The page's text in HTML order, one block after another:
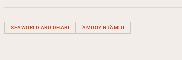
SEAWORLD ABU DHABI ΆΜΠΟΥ ΝΤΆΜΠΙ